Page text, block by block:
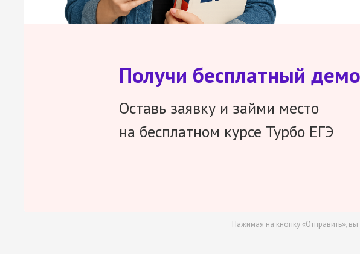
Получи бесплатный
Оставь заявку и займи место
на бесплатном курсе Турбо ЕГЭ
Нажимая на кнопку «Отправить»,